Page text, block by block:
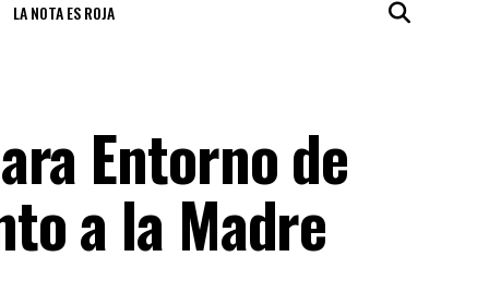
LA NOTA ES ROJA
Entorno de
a la Madre